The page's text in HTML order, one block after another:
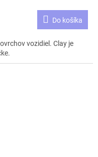
Do košíka
vozidiel. Clay je